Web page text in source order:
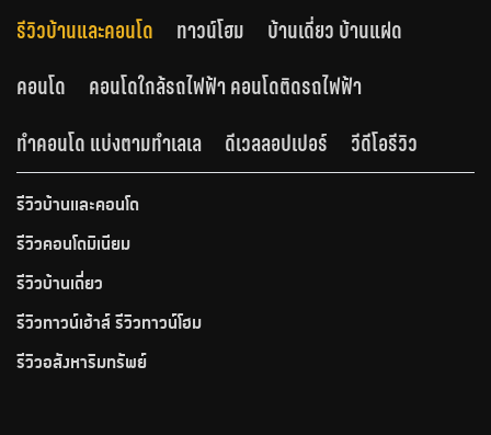
รีวิวบ้านและคอนโด ทาวน์โฮม
บ้านเดี่ยว บ้านแฝด
คอนโด
คอนโดใกล้รถไฟฟ้า คอนโดติดรถไฟฟ้า
ทำคอนโด แบ่งตามทำเลเล
ดีเวลลอปเปอร์ วีดีโอรีวิว
รีวิวบ้านและคอนโด
รีวิวคอนโดมิเนียม
รีวิวบ้านเดี่ยว
รีวิวทาวน์เฮ้าส์ รีวิวทาวน์โฮม
รีวิวอสังหาริมทรัพย์